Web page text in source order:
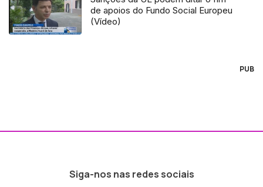
de apoios do Fundo Social Europeu
(Vídeo)
PUB
Siga-nos nas redes sociais